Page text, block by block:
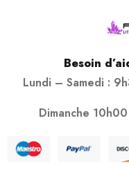
Besoin
Lundi – Samedi :
Dimanche